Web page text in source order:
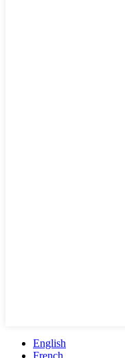
English
French